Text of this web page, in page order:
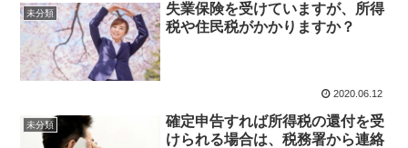
未分類
失業保険を受けていますが、所得
税や住民税がかかりますか？
2020.06.12
未分類
確定申告すれば所得税の還付を受
けられる場合は、税務署から連絡